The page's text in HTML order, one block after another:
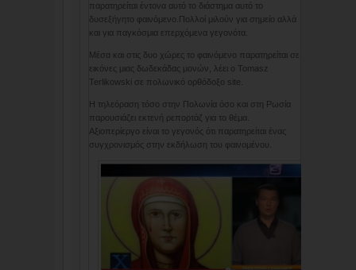
παρατηρείται έντονα αυτό το διάστημα αυτό το
δυσεξήγητο φαινόμενο.Πολλοί μιλούν για σημείο αλλά
και για παγκόσμια επερχόμενα γεγονότα.
Μέσα και στις δυο χώρες το φαινόμενο παρατηρείται σε
εικόνες μιας δωδεκάδας μονών, λέει ο Tomasz
Terlikowski σε πολωνικό ορθόδοξο site.
Η τηλεόραση τόσο στην Πολωνία όσο και στη Ρωσία
παρουσιάζει εκτενή ρεπορτάζ για το θέμα.
Αξιοπερίεργο είναι το γεγονός ότι παρατηρείται ένας
συγχρονισμός στην εκδήλωση του φαινομένου.